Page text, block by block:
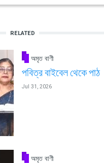
RELATED
অমৃত বাণী
পবিত্র বাইবেল থেকে পাঠ
Jul 31, 2026
অমৃত বাণী